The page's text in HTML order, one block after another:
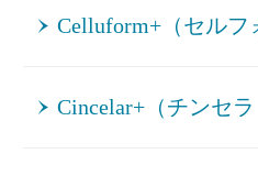
Celluform+（セルフ
Cincelar+（チンセラ